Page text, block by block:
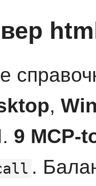
,
9 MCP-
.